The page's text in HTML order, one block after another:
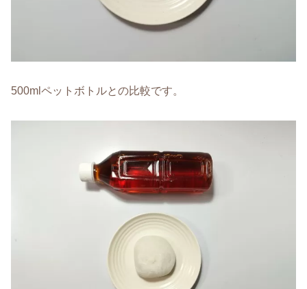
500mlペットボトルとの比較です。